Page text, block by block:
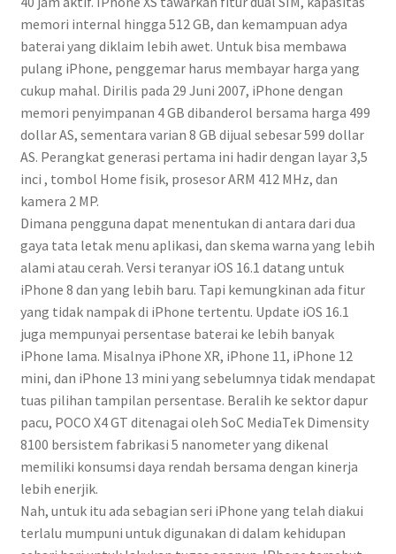
memori internal hingga 512 GB, dan kemampuan adya
baterai yang diklaim lebih awet. Untuk bisa membawa
pulang iPhone, penggemar harus membayar harga yang
cukup mahal. Dirilis pada 29 Juni 2007, iPhone dengan
memori penyimpanan 4 GB dibanderol bersama harga 499
dollar AS, sementara varian 8 GB dijual sebesar 599 dollar
AS. Perangkat generasi pertama ini hadir dengan layar 3,5
inci , tombol Home fisik, prosesor ARM 412 MHz, dan
kamera 2 MP.
Dimana pengguna dapat menentukan di antara dari dua
gaya tata letak menu aplikasi, dan skema warna yang lebih
alami atau cerah. Versi teranyar iOS 16.1 datang untuk
iPhone 8 dan yang lebih baru. Tapi kemungkinan ada fitur
yang tidak nampak di iPhone tertentu. Update iOS 16.1
juga mempunyai persentase baterai ke lebih banyak
iPhone lama. Misalnya iPhone XR, iPhone 11, iPhone 12
mini, dan iPhone 13 mini yang sebelumnya tidak mendapat
tuas pilihan tampilan persentase. Beralih ke sektor dapur
pacu, POCO X4 GT ditenagai oleh SoC MediaTek Dimensity
8100 bersistem fabrikasi 5 nanometer yang dikenal
memiliki konsumsi daya rendah bersama dengan kinerja
lebih enerjik.
Nah, untuk itu ada sebagian seri iPhone yang telah diakui
terlalu mumpuni untuk digunakan di dalam kehidupan